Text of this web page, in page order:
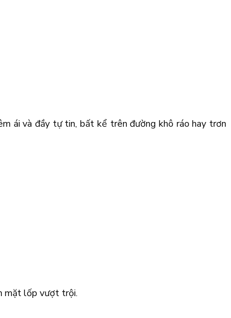
ái và đầy tự tin, bất kể trên đường khô ráo hay trơn
mặt lốp vượt trội.